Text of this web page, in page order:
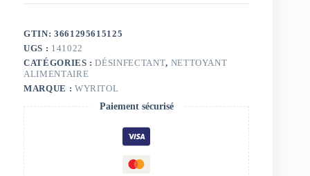
GTIN: 3661295615125
UGS : 141022
CATÉGORIES :DÉSINFECTANT, NETTOYANT
ALIMENTAIRE
MARQUE : WYRITOL
Paiement sécurisé